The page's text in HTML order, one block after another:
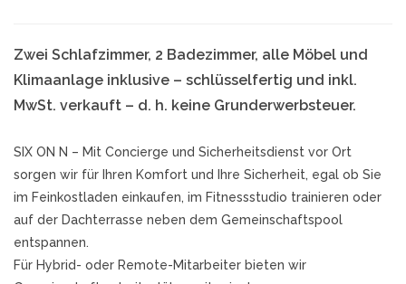
Zwei Schlafzimmer, 2 Badezimmer, alle Möbel und
Klimaanlage inklusive – schlüsselfertig und inkl.
MwSt. verkauft – d. h. keine Grunderwerbsteuer.
SIX ON N – Mit Concierge und Sicherheitsdienst vor Ort
sorgen wir für Ihren Komfort und Ihre Sicherheit, egal ob Sie
im Feinkostladen einkaufen, im Fitnessstudio trainieren oder
auf der Dachterrasse neben dem Gemeinschaftspool
entspannen.
Für Hybrid- oder Remote-Mitarbeiter bieten wir